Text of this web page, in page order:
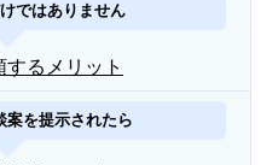
ではありません
るメリット
案を提示されたら